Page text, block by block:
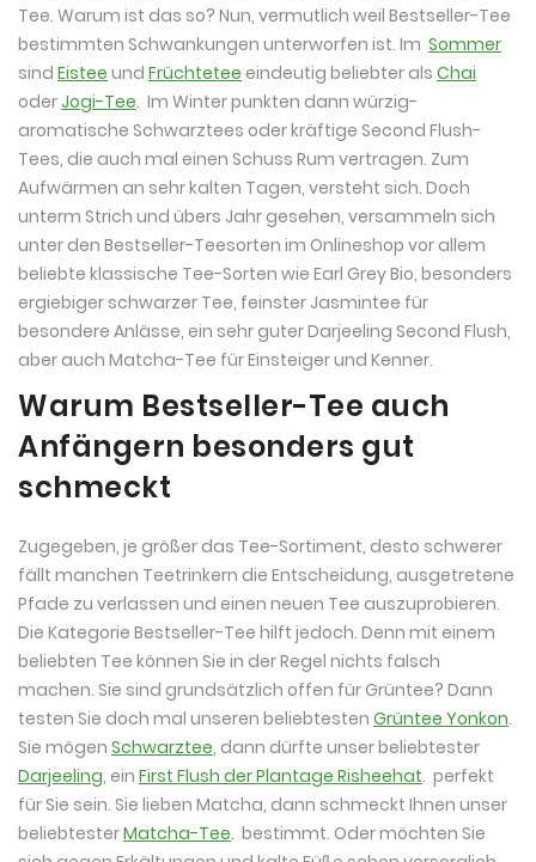
Tee. Warum ist das so? Nun, vermutlich weil Bestseller-Tee
bestimmten Schwankungen unterworfen ist. Im Sommer
sind Eistee und Früchtetee eindeutig beliebter als Chai
oderJogi-Tee. Im Winter punkten dann würzig-
aromatische Schwarztees oder kräftige Second Flush-
Tees, die auch mal einen Schuss Rum vertragen. Zum
Aufwärmen an sehr kalten Tagen, versteht sich. Doch
unterm Strich und übers Jahr gesehen, versammeln sich
unter den Bestseller-Teesorten im Onlineshop vor allem
beliebte klassische Tee-Sorten wie Earl Grey Bio, besonders
ergiebiger schwarzer Tee, feinster Jasmintee für
besondere Anlässe, ein sehr guter Darjeeling Second Flush,
aber auch Matcha-Tee für Einsteiger und Kenner.
Warum Bestseller-Tee auch
Anfängern besonders gut
schmeckt
Zugegeben, je größer das Tee-Sortiment, desto schwerer
fällt manchen Teetrinkern die Entscheidung, ausgetretene
Pfade zu verlassen und einen neuen Tee auszuprobieren.
Die Kategorie Bestseller-Tee hilft jedoch. Denn mit einem
beliebten Tee können Sie in der Regel nichts falsch
machen. Sie sind grundsätzlich offen für Grüntee? Dann
testen Sie doch mal unseren beliebtesten Grüntee Yonkon.
Sie mögen Schwarztee, dann dürfte unser beliebtester
Darjeeling, ein First Flush der Plantage Risheehat. perfekt
für Sie sein. Sie lieben Matcha, dann schmeckt Ihnen unser
beliebtesterMatcha-Tee. bestimmt. Oder möchten Sie